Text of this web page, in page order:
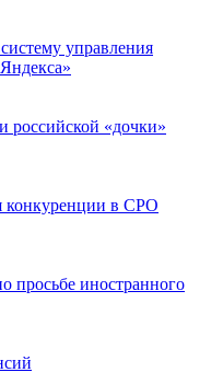
управления
российской «дочки»
конкуренции в СРО
просьбе иностранного